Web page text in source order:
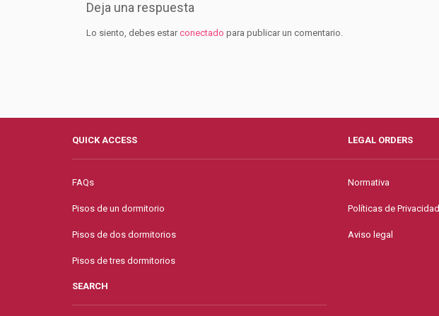
Deja una respuesta
Lo siento, debes estarconectado para publicar un comentario.
QUICK ACCESS
FAQs
Pisos de un dormitorio
Pisos de dos dormitorios
Pisos de tres dormitorios
SEARCH
LEGAL ORDERS
Normativa
Políticas de Privacidad
Aviso legal